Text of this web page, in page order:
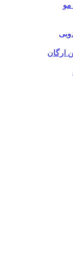
مو
ارگان